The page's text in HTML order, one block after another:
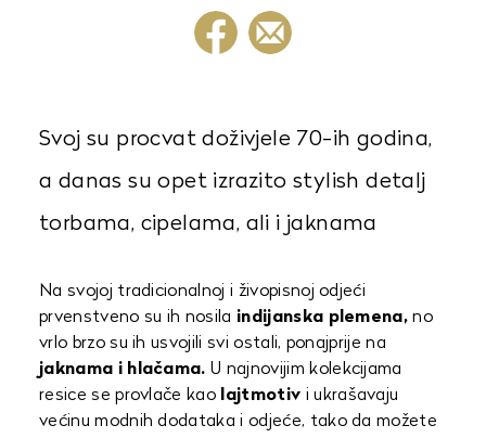
Svoj su procvat doživjele 70-ih godina,
a danas su opet izrazito stylish detalj
torbama, cipelama, ali i jaknama
Na svojoj tradicionalnoj i živopisnoj odjeći
prvenstveno su ih nosila indijanska plemena, no
vrlo brzo su ih usvojili svi ostali, ponajprije na
jaknama i hlačama. U najnovijim kolekcijama
resice se provlače kao
lajtmotiv i ukrašavaju
većinu modnih dodataka i odjeće, tako da možete